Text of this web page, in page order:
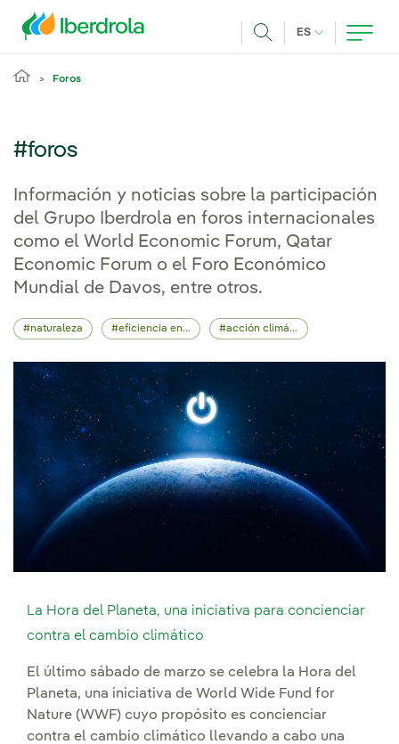
ES IDIOMA
Foros
#foros
Información y noticias sobre la participación
del Grupo Iberdrola en foros internacionales
como el World Economic Forum, Qatar
Economic Forum o el Foro Económico
Mundial de Davos, entre otros.
naturaleza eficiencia energética acción climática
La Hora del Planeta, una iniciativa para concienciar
contra el cambio climático
El último sábado de marzo se celebra la Hora del
Planeta, una iniciativa de World Wide Fund for
Nature (WWF) cuyo propósito es concienciar
contra el cambio climático llevando a cabo una